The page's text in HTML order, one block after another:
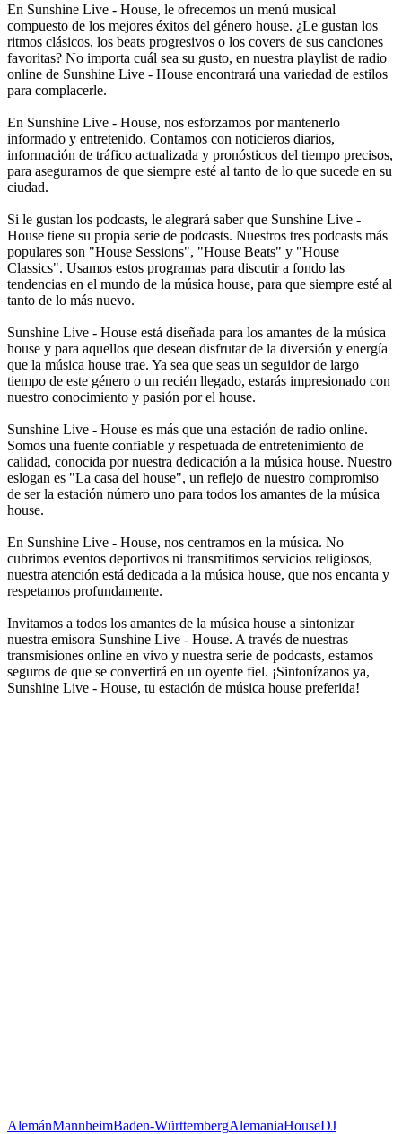
En Sunshine Live - House, le ofrecemos un menú musical
compuesto de los mejores éxitos del género house. ¿Le gustan los
ritmos clásicos, los beats progresivos o los covers de sus canciones
favoritas? No importa cuál sea su gusto, en nuestra playlist de radio
online de Sunshine Live - House encontrará una variedad de estilos
para complacerle.
En Sunshine Live - House, nos esforzamos por mantenerlo
informado y entretenido. Contamos con noticieros diarios,
información de tráfico actualizada y pronósticos del tiempo precisos,
para asegurarnos de que siempre esté al tanto de lo que sucede en su
ciudad.
Si le gustan los podcasts, le alegrará saber que Sunshine Live -
House tiene su propia serie de podcasts. Nuestros tres podcasts más
populares son "House Sessions", "House Beats" y "House
Classics". Usamos estos programas para discutir a fondo las
tendencias en el mundo de la música house, para que siempre esté al
tanto de lo más nuevo.
Sunshine Live - House está diseñada para los amantes de la música
house y para aquellos que desean disfrutar de la diversión y energía
que la música house trae. Ya sea que seas un seguidor de largo
tiempo de este género o un recién llegado, estarás impresionado con
nuestro conocimiento y pasión por el house.
Sunshine Live - House es más que una estación de radio online.
Somos una fuente confiable y respetuada de entretenimiento de
calidad, conocida por nuestra dedicación a la música house. Nuestro
eslogan es "La casa del house", un reflejo de nuestro compromiso
de ser la estación número uno para todos los amantes de la música
house.
En Sunshine Live - House, nos centramos en la música. No
cubrimos eventos deportivos ni transmitimos servicios religiosos,
nuestra atención está dedicada a la música house, que nos encanta y
respetamos profundamente.
Invitamos a todos los amantes de la música house a sintonizar
nuestra emisora Sunshine Live - House. A través de nuestras
transmisiones online en vivo y nuestra serie de podcasts, estamos
seguros de que se convertirá en un oyente fiel. ¡Sintonízanos ya,
Sunshine Live - House, tu estación de música house preferida!
AlemánMannheimBaden-WürttembergAlemaniaHouseDJ